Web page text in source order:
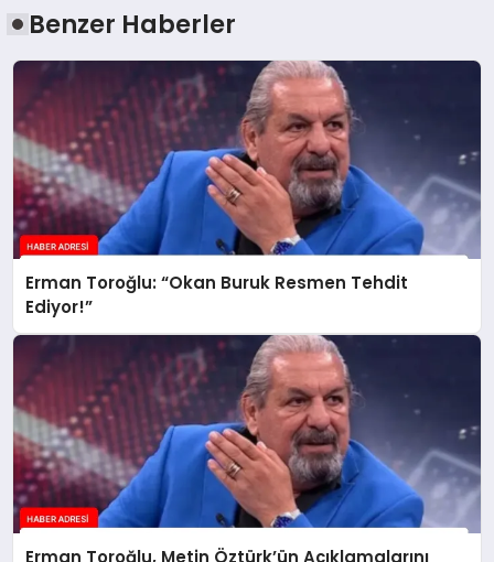
Benzer Haberler
Erman Toroğlu: “Okan Buruk Resmen Tehdit
Ediyor!”
Erman Toroğlu, Metin Öztürk’ün Açıklamalarını